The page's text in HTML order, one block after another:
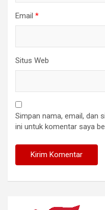
Email *
Situs Web
Simpan nama, email, dan
ini untuk komentar saya